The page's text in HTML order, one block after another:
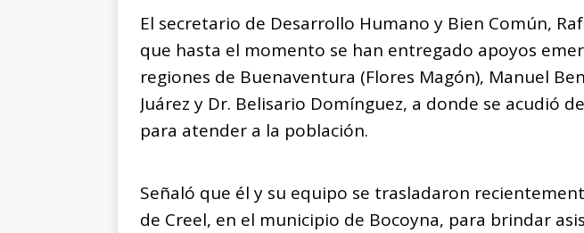
El secretario de Desarrollo Humano y Bien Común,
que hasta el momento se han entregado apoyos
regiones de Buenaventura (Flores Magón), Manuel
Juárez y Dr. Belisario Domínguez, a donde se acudió
para atender a la población.
Señaló que él y su equipo se trasladaron
de Creel, en el municipio de Bocoyna, para brindar